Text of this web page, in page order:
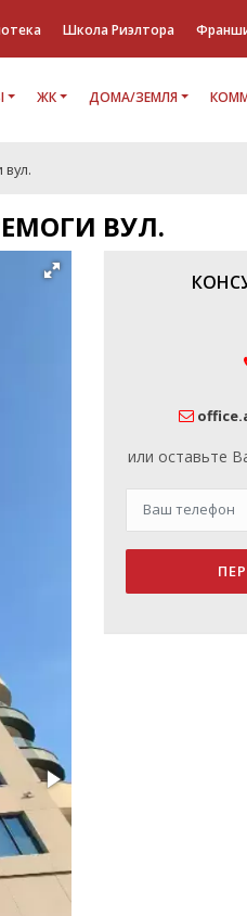
Школа Риэлтора
ЖК ДОМА/ЗЕМЛЯ
ВУЛ.
или оставьте